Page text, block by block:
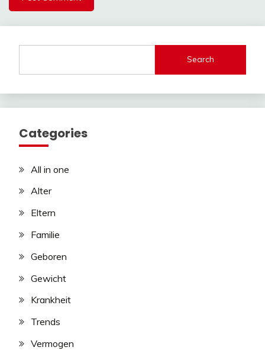
Search
Categories
All in one
Alter
Eltern
Familie
Geboren
Gewicht
Krankheit
Trends
Vermogen